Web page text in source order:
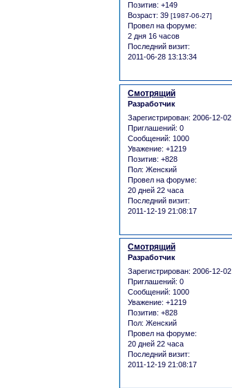
Позитив: +149
Возраст: 39 [1987-06-27]
Провел на форуме:
2 дня 16 часов
Последний визит:
2011-06-28 13:13:34
Смотрящий
Разработчик
Зарегистрирован: 2006-12-02
Приглашений: 0
Сообщений: 1000
Уважение: +1219
Позитив: +828
Пол: Женский
Провел на форуме:
20 дней 22 часа
Последний визит:
2011-12-19 21:08:17
Смотрящий
Разработчик
Зарегистрирован: 2006-12-02
Приглашений: 0
Сообщений: 1000
Уважение: +1219
Позитив: +828
Пол: Женский
Провел на форуме:
20 дней 22 часа
Последний визит:
2011-12-19 21:08:17